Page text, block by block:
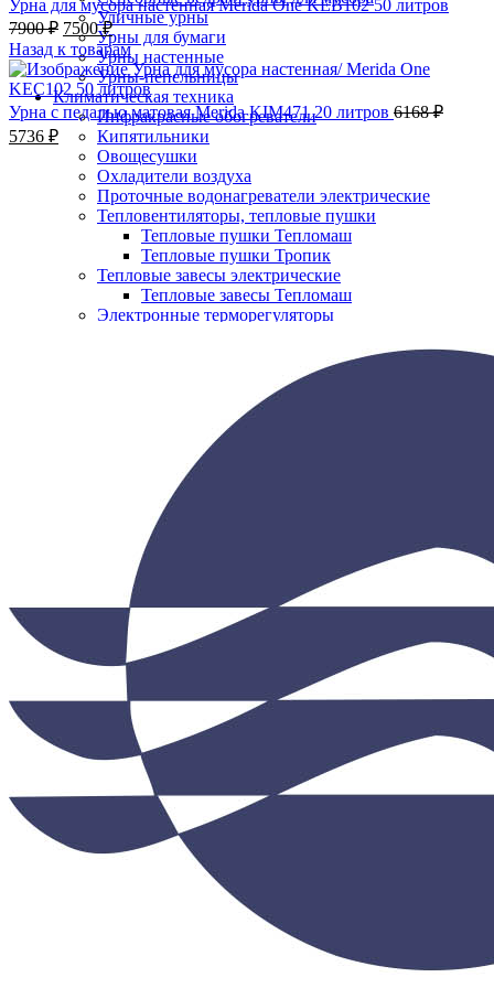
Уличные урны
Урны для бумаги
Урны настенные
Урны-пепельницы
Климатическая техника
Инфракрасные обогреватели
Кипятильники
Овощесушки
Охладители воздуха
Проточные водонагреватели электрические
Тепловентиляторы, тепловые пушки
Тепловые пушки Тепломаш
Тепловые пушки Тропик
Тепловые завесы электрические
Тепловые завесы Тепломаш
Электронные терморегуляторы
Бумажные полотенца в рулонах
Бумажные сиденья для унитаза
Дезинфицирующие средства
Жидкое мыло TORK
Картриджи и баллоны для диспенсеров
освежителя воздуха
Листовые бумажные полотенца
Протирочный материал в рулонах
Салфетки для лица
Туалетная бумага в больших рулонах
Туалетная бумага в стандартных рулонах
Туалетная бумага листовая
Туалетная бумага с центральной вытяжкой
Сушилки для рук
V-образные сушилки
Погружные сушилки для рук
Сушилки для рук антивандальные
Сушилки для рук высокоскоростные
Электрополотенце
Уборочная техника
Подметальные машины
Пылесосы для опасной пыли
Пылесосы для сухой и влажной уборки
Пылесосы для сухой уборки
Уборочный инвентарь
Ведра на колесах
Коврики влаговпитывающие
Коврики влаговпитывающие 1,2 м х 1,8 м
Коврики влаговпитывающие 1,2 м х 10 м
Коврики влаговпитывающие 1,2 м х 15 м
Коврики влаговпитывающие 1,2 м х 2,5 м
Урна для мусора настенная Merida One KEB102 50 литров
7900₽ 7500₽
Назад к товарам
Урна с педалью матовая Merida KIM471 20 литров 6168₽
5736 ₽
-5%;процент скидки
Нажмите, чтобы увеличить